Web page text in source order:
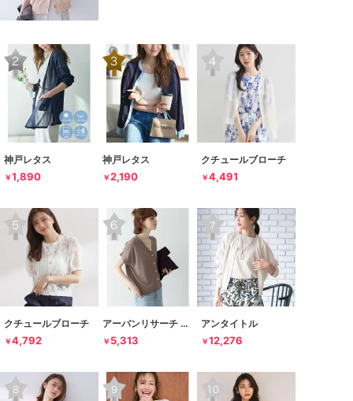
神戸レタス
￥1,890
神戸レタス
￥2,190
クチュールブローチ
￥4,491
クチュールブローチ
￥4,792
アーバンリサーチ サニーレーベル
￥ 5,313
アンタイトル
￥12,276